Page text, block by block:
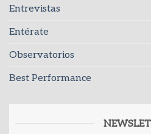
Entrevistas
Entérate
Observatorios
Best Performance